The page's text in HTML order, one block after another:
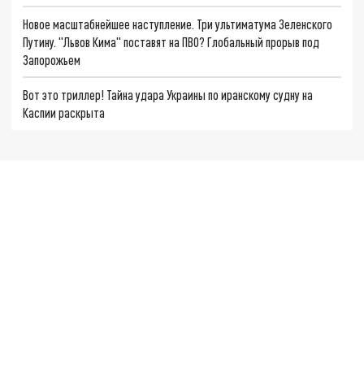
Новое масштабнейшее наступление. Три ультиматума Зеленского
Путину. "Львов Кима" поставят на ПВО? Глобальный прорыв под
Запорожьем
Вот это триллер! Тайна удара Украины по иранскому судну на
Каспии раскрыта